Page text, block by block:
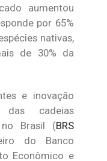
aumentou
por 65%
nativas,
de 30% da
e inovação
cadeias
no Brasil (BRS
do Banco
Econômico e